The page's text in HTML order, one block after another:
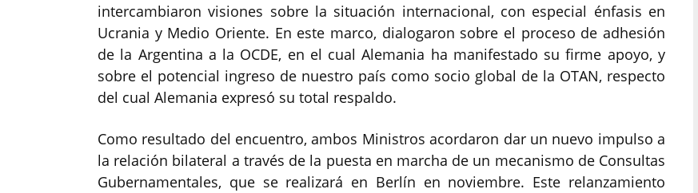
intercambiaron visiones sobre la situación internacional, con especial énfasis en
Ucrania y Medio Oriente. En este marco, dialogaron sobre el proceso de adhesión
de la Argentina a la OCDE, en el cual Alemania ha manifestado su firme apoyo, y
sobre el potencial ingreso de nuestro país como socio global de la OTAN, respecto
del cual Alemania expresó su total respaldo.
Como resultado del encuentro, ambos Ministros acordaron dar un nuevo impulso a
la relación bilateral a través de la puesta en marcha de un mecanismo de Consultas
Gubernamentales, que se realizará en Berlín en noviembre. Este relanzamiento